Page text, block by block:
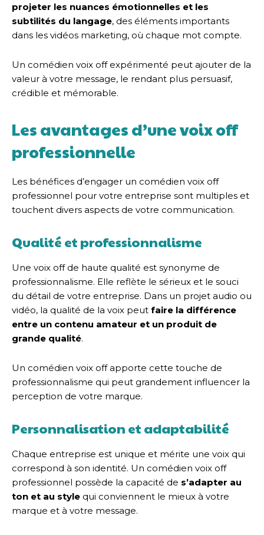
projeter les nuances émotionnelles et les
subtilités du langage, des éléments importants
dans les vidéos marketing, où chaque mot compte.
Un comédien voix off expérimenté peut ajouter de la
valeur à votre message, le rendant plus persuasif,
crédible et mémorable.
Les avantages d’une voix off
professionnelle
Les bénéfices d’engager un comédien voix off
professionnel pour votre entreprise sont multiples et
touchent divers aspects de votre communication.
Qualité et professionnalisme
Une voix off de haute qualité est synonyme de
professionnalisme. Elle reflète le sérieux et le souci
du détail de votre entreprise. Dans un projet audio ou
vidéo, la qualité de la voix peut faire la différence
entre un contenu amateur et un produit de
grande qualité.
Un comédien voix off apporte cette touche de
professionnalisme qui peut grandement influencer la
perception de votre marque.
Personnalisation et adaptabilité
Chaque entreprise est unique et mérite une voix qui
correspond à son identité. Un comédien voix off
professionnel possède la capacité de s’adapter au
ton et au style qui conviennent le mieux à votre
marque et à votre message.